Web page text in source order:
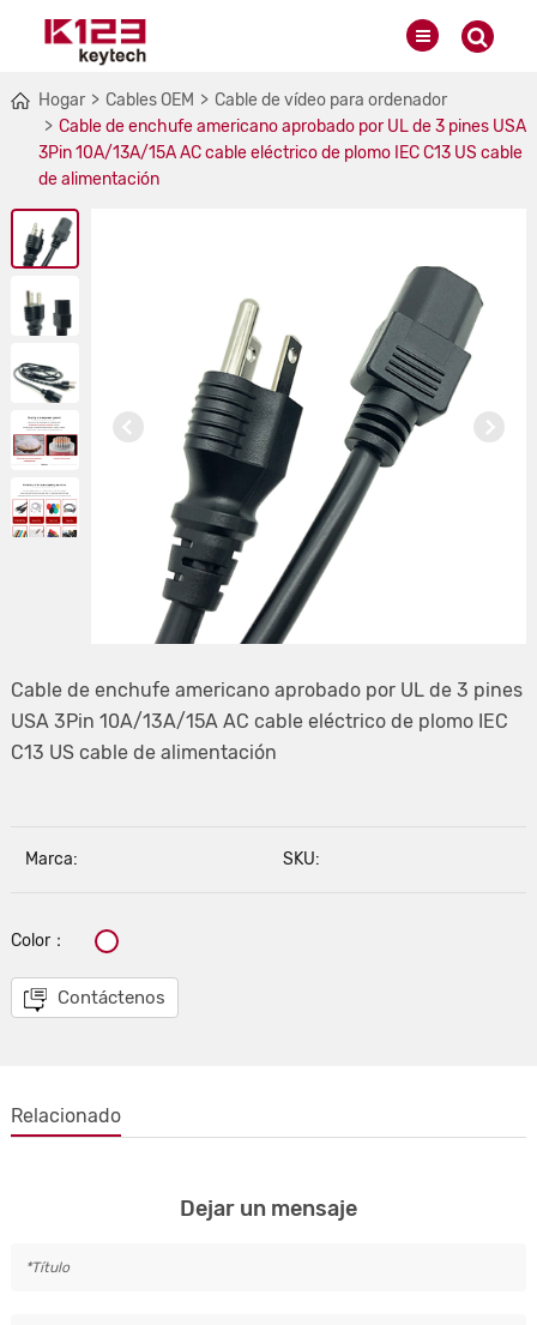
Hogar Cables OEM
Cable de vídeo para ordenador
Cable de enchufe americano aprobado por UL de 3 pines USA
3Pin 10A/13A/15A AC cable eléctrico de plomo IEC C13 US cable
de alimentación
Cable de enchufe americano aprobado por UL de 3 pines
USA 3Pin 10A/13A/15A AC cable eléctrico de plomo IEC
C13 US cable de alimentación
Marca: SKU:
Color：
Contáctenos
Relacionado
Dejar un mensaje